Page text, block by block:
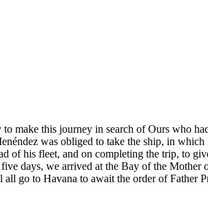
make this journey in search of Ours who
was obliged to take the ship, in
of his fleet, and on completing the trip, to
days, we arrived at the Bay of the Mother
go to Havana to await the order of Father